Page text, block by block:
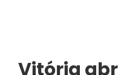
Vitória